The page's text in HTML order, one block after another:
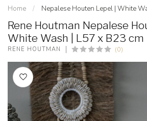
Home / Nepalese Houten Lepel | White
Rene Houtman Nepalese
White Wash | L57 x B23 cm
RENE HOUTMAN (0)